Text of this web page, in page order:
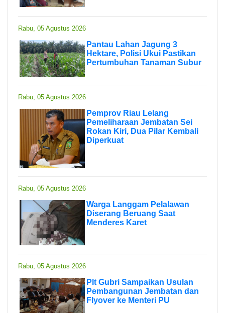
Rabu, 05 Agustus 2026
Pantau Lahan Jagung 3
Hektare, Polisi Ukui Pastikan
Pertumbuhan Tanaman Subur
Rabu, 05 Agustus 2026
Pemprov Riau Lelang
Pemeliharaan Jembatan Sei
Rokan Kiri, Dua Pilar Kembali
Diperkuat
Rabu, 05 Agustus 2026
Warga Langgam Pelalawan
Diserang Beruang Saat
Menderes Karet
Rabu, 05 Agustus 2026
Plt Gubri Sampaikan Usulan
Pembangunan Jembatan dan
Flyover ke Menteri PU